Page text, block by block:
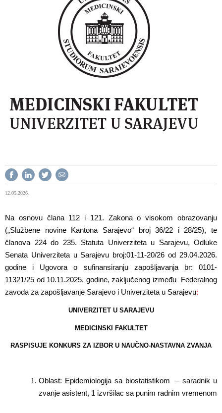
12.05.2026.
Na osnovu člana 112 i 121. Zakona o visokom obrazovanju
(„Službene novine Kantona Sarajevo“broj36/22 i 28/25), te
članova 224 do 235. Statuta Univerziteta u Sarajevu, Odluke
Senata Univerziteta u Sarajevu broj:01-11-20/26 od 29.04.2026.
godine i Ugovora o sufinansiranju zapošljavanja br: 0101-
11321/25 od 10.11.2025. godine, zaključenog između Federalnog
zavoda za zapošljavanje Sarajevo i Univerziteta u Sarajevu:
UNIVERZITET U SARAJEVU
MEDICINSKI FAKULTET
RASPISUJE KONKURS ZA IZBOR U NAUČNO-NASTAVNA ZVANJA
Oblast: Epidemiologija sa biostatistikom – saradnik u
zvanje asistent, 1 izvršilac sa punim radnim vremenom